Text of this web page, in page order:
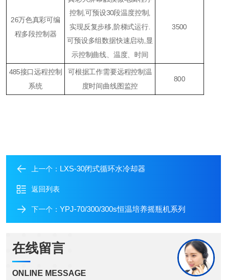
26万色真彩可编
程多段控制器
控制,可预设30段温度控制,
实现反复步移,阶梯式运行.
可预设多组数据快速启动,显
示控制曲线、温度、时间
3500
485接口远程控制
系统
可根据工作需要远程控制温
度时间曲线图监控
800
上一个： LXS-30闭式循环水冷却器
返回列表
下一个： YPJ-70/300/300s恒温培养摇瓶机系列
在线留言
ONLINE MESSAGE